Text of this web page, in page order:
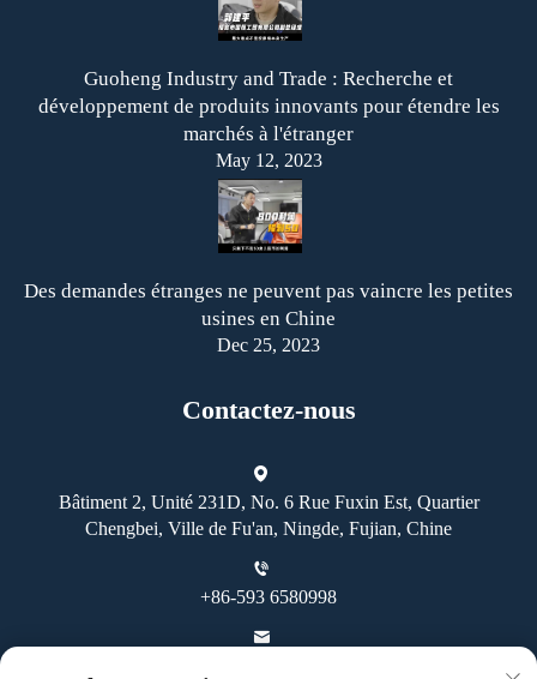
Guoheng Industry and Trade : Recherche et
développement de produits innovants pour étendre les
marchés à l'étranger
May 12, 2023
Des demandes étranges ne peuvent pas vaincre les petites
usines en Chine
Dec 25, 2023
Contactez-nous
Bâtiment 2, Unité 231D, No. 6 Rue Fuxin Est, Quartier
Chengbei, Ville de Fu'an, Ningde, Fujian, Chine
+86-593 6580998